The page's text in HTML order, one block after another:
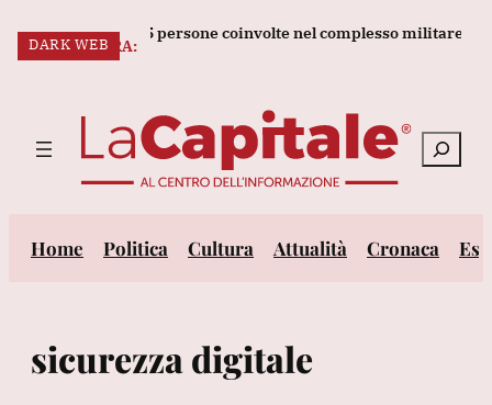
ULTIM’ORA:
sanzioni per 5 persone coinvolte nel complesso militare
Cerca
Home Politica Cultura Attualità Cronaca
sicurezza digitale
DARK WEB